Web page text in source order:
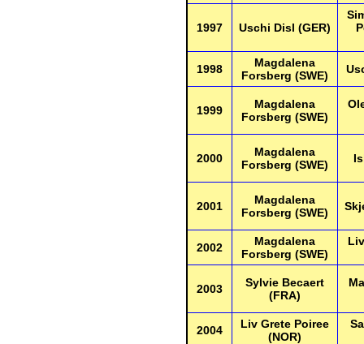
1997 Uschi Disl (GER)
1998
Magdalena
Forsberg (SWE)
1999
Magdalena
Forsberg (SWE)
2000
Magdalena
Forsberg (SWE)
2001
Magdalena
Forsberg (SWE)
2002
Magdalena
Forsberg (SWE)
2003
Sylvie Becaert
(FRA)
2004
Liv Grete Poiree
(NOR)